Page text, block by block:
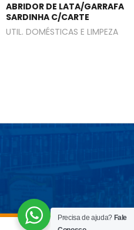
ABRIDOR DE LATA/GARRAFA
SARDINHA C/CARTE
UTIL. DOMÉSTICAS E LIMPEZA
Precisa de ajuda? Fale